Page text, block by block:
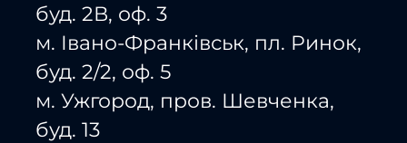
буд. 2В, оф. 3
м. Івано-Франківськ, пл. Ринок,
буд. 2/2, оф. 5
м. Ужгород, пров. Шевченка,
буд. 13